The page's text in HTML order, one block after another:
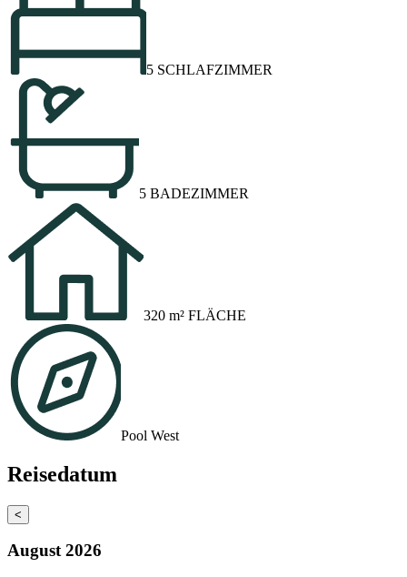
5 SCHLAFZIMMER
5 BADEZIMMER
320 m² FLÄCHE
Pool West
Reisedatum
<
August 2026